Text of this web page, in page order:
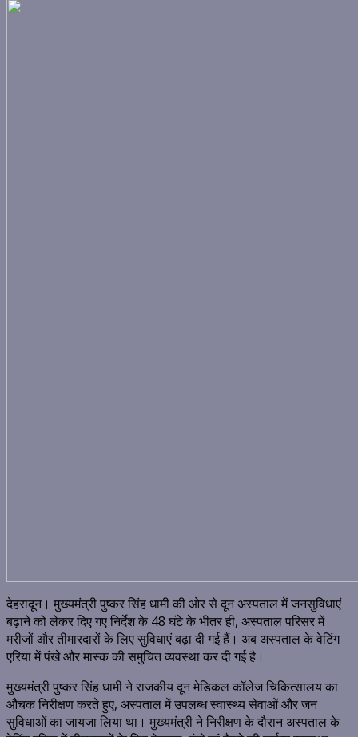
देहरादून। मुख्यमंत्री पुष्कर सिंह धामी की ओर से दून अस्पताल में जनसुविधाएं
बढ़ाने को लेकर दिए गए निर्देश के 48 घंटे के भीतर ही, अस्पताल परिसर में
मरीजों और तीमारदारों के लिए सुविधाएं बढ़ा दी गई हैं। अब अस्पताल के वेटिंग
एरिया में पंखे और मास्क की समुचित व्यवस्था कर दी गई है।
मुख्यमंत्री पुष्कर सिंह धामी ने राजकीय दून मेडिकल कॉलेज चिकित्सालय का
औचक निरीक्षण करते हुए, अस्पताल में उपलब्ध स्वास्थ्य सेवाओं और जन
सुविधाओं का जायजा लिया था। मुख्यमंत्री ने निरीक्षण के दौरान अस्पताल के